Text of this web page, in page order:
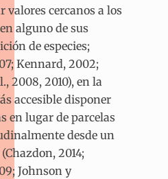
valores cercanos a los
alguno de sus
de especies;
Kennard, 2002;
2008, 2010), en la
accesible disponer
en lugar de parcelas
desde un
2014;
Johnson y